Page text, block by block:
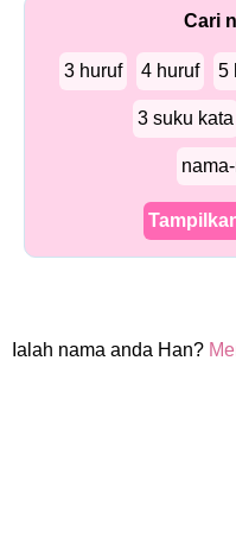
Cari
3 huruf 4 huruf 5
3 suku kata
Ialah nama anda Han?